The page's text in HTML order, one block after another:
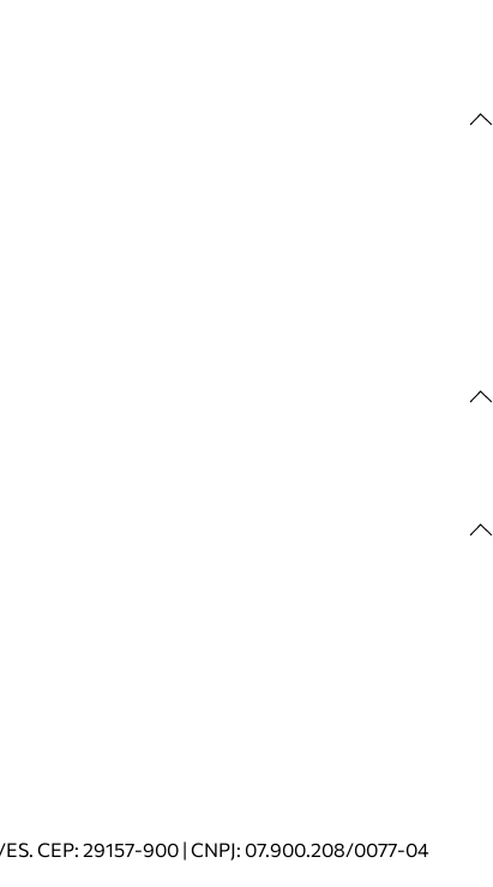
CEP: 29157-900 | CNPJ: 07.900.208/0077-04